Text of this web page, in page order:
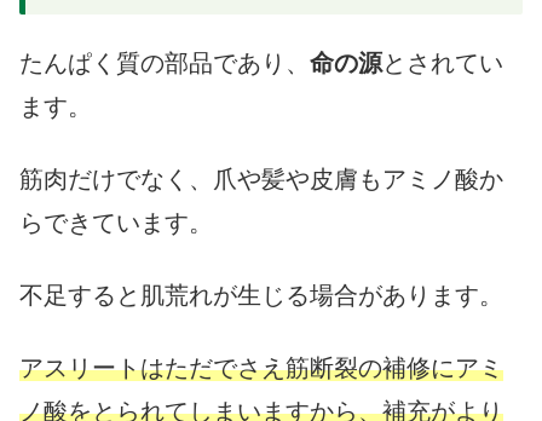
たんぱく質の部品であり、 命の源とされてい
ます。
筋肉だけでなく、爪や髪や皮膚もアミノ酸か
らできています。
不足すると肌荒れが生じる場合があります。
アスリートはただでさえ筋断裂の補修にアミ
ノ酸をとられてしまいますから、補充がより